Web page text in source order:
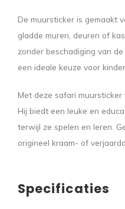
De muursticker is gemaakt
gladde muren, deuren of
zonder beschadiging van
een ideale keuze voor
Met deze safari
Hij biedt een leuke en
terwijl ze spelen en leren.
origineel kraam- of
Specificaties